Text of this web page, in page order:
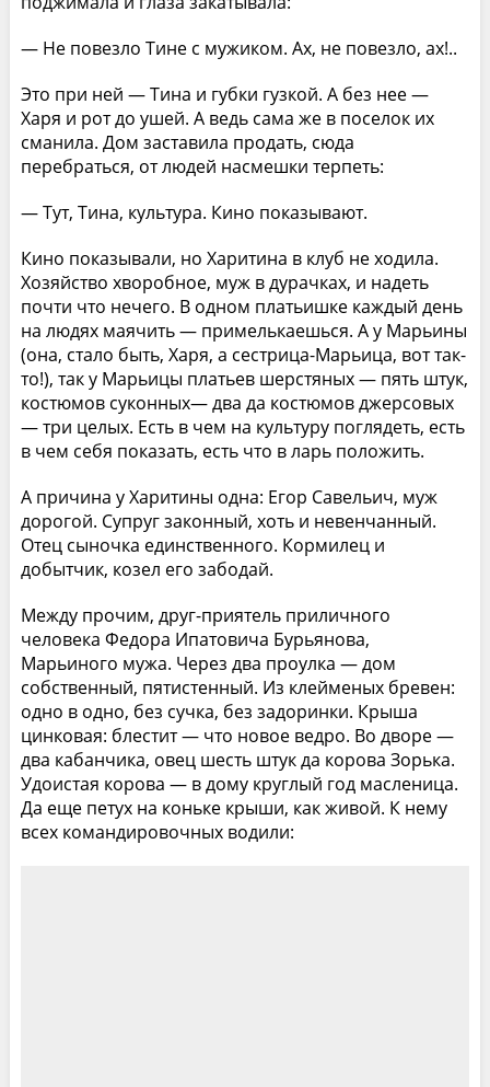
— Не повезло Тине с мужиком. Ах, не повезло, ах!..
Это при ней — Тина и губки гузкой. А без нее —
Харя и рот до ушей. А ведь сама же в поселок их
сманила. Дом заставила продать, сюда
перебраться, от людей насмешки терпеть:
— Тут, Тина, культура. Кино показывают.
Кино показывали, но Харитина в клуб не ходила.
Хозяйство хворобное, муж в дурачках, и надеть
почти что нечего. В одном платьишке каждый день
на людях маячить — примелькаешься. А у Марьины
(она, стало быть, Харя, а сестрица-Марьица, вот так-
то!), так у Марьицы платьев шерстяных — пять штук,
костюмов суконных— два да костюмов джерсовых
— три целых. Есть в чем на культуру поглядеть, есть
в чем себя показать, есть что в ларь положить.
А причина у Харитины одна: Егор Савельич, муж
дорогой. Супруг законный, хоть и невенчанный.
Отец сыночка единственного. Кормилец и
добытчик, козел его забодай.
Между прочим, друг-приятель приличного
человека Федора Ипатовича Бурьянова,
Марьиного мужа. Через два проулка — дом
собственный, пятистенный. Из клейменых бревен:
одно в одно, без сучка, без задоринки. Крыша
цинковая: блестит — что новое ведро. Во дворе —
два кабанчика, овец шесть штук да корова Зорька.
Удоистая корова — в дому круглый год масленица.
Да еще петух на коньке крыши, как живой. К нему
всех командировочных водили: